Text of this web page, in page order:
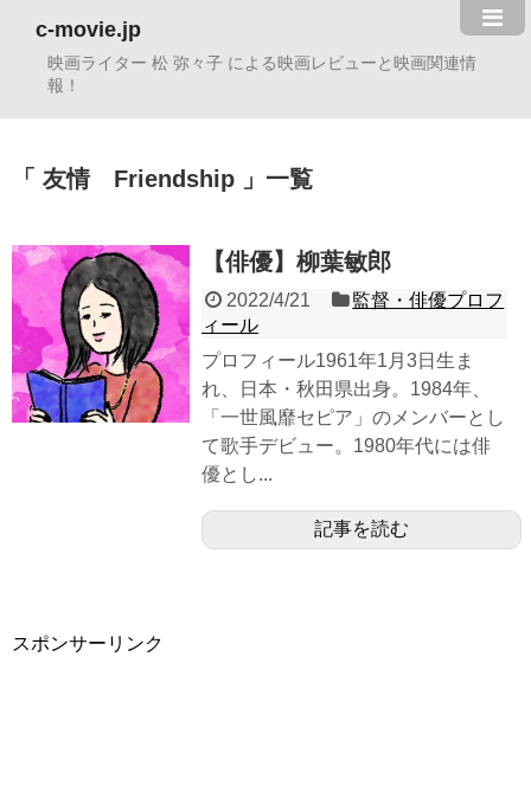
c-movie.jp
映画ライター 松 弥々子 による映画レビューと映画関連情
報！
友情 Friendship 一覧
【俳優】柳葉敏郎
2022/4/21
監督・俳優プロフ
ィール
プロフィール1961年1月3日生ま
れ、日本・秋田県出身。1984年、
「一世風靡セピア」のメンバーとし
て歌手デビュー。1980年代には俳
優とし...
記事を読む
スポンサーリンク